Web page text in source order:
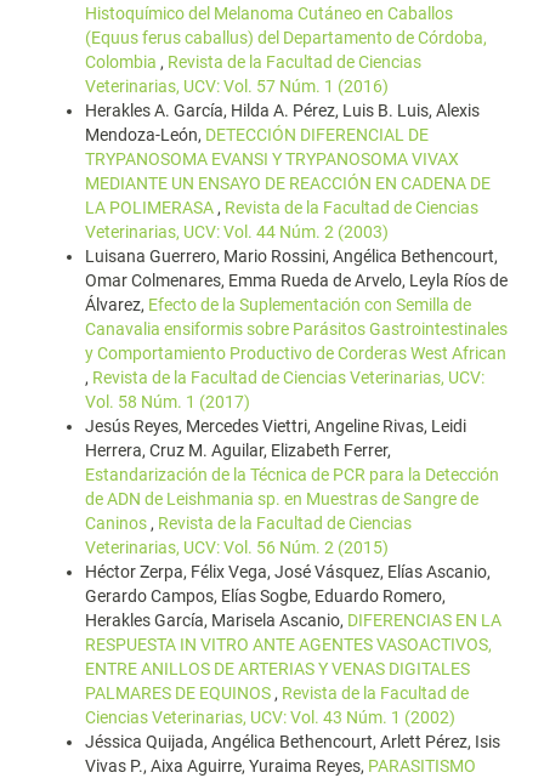
Histoquímico del Melanoma Cutáneo en Caballos
(Equus ferus caballus) del Departamento de Córdoba,
Colombia , Revista de la Facultad de Ciencias
Veterinarias, UCV: Vol. 57 Núm. 1 (2016)
Herakles A. García, Hilda A. Pérez, Luis B. Luis, Alexis
Mendoza-León, DETECCIÓN DIFERENCIAL DE
TRYPANOSOMA EVANSI Y TRYPANOSOMA VIVAX
MEDIANTE UN ENSAYO DE REACCIÓN EN CADENA DE
LA POLIMERASA , Revista de la Facultad de Ciencias
Veterinarias, UCV: Vol. 44 Núm. 2 (2003)
Luisana Guerrero, Mario Rossini, Angélica Bethencourt,
Omar Colmenares, Emma Rueda de Arvelo, Leyla Ríos de
Álvarez, Efecto de la Suplementación con Semilla de
Canavalia ensiformis sobre Parásitos Gastrointestinales
y Comportamiento Productivo de Corderas West African
, Revista de la Facultad de Ciencias Veterinarias, UCV:
Vol. 58 Núm. 1 (2017)
Jesús Reyes, Mercedes Viettri, Angeline Rivas, Leidi
Herrera, Cruz M. Aguilar, Elizabeth Ferrer,
Estandarización de la Técnica de PCR para la Detección
de ADN de Leishmania sp. en Muestras de Sangre de
Caninos , Revista de la Facultad de Ciencias
Veterinarias, UCV: Vol. 56 Núm. 2 (2015)
Héctor Zerpa, Félix Vega, José Vásquez, Elías Ascanio,
Gerardo Campos, Elías Sogbe, Eduardo Romero,
Herakles García, Marisela Ascanio, DIFERENCIAS EN LA
RESPUESTA IN VITRO ANTE AGENTES VASOACTIVOS,
ENTRE ANILLOS DE ARTERIAS Y VENAS DIGITALES
PALMARES DE EQUINOS , Revista de la Facultad de
Ciencias Veterinarias, UCV: Vol. 43 Núm. 1 (2002)
Jéssica Quijada, Angélica Bethencourt, Arlett Pérez, Isis
Vivas P., Aixa Aguirre, Yuraima Reyes, PARASITISMO